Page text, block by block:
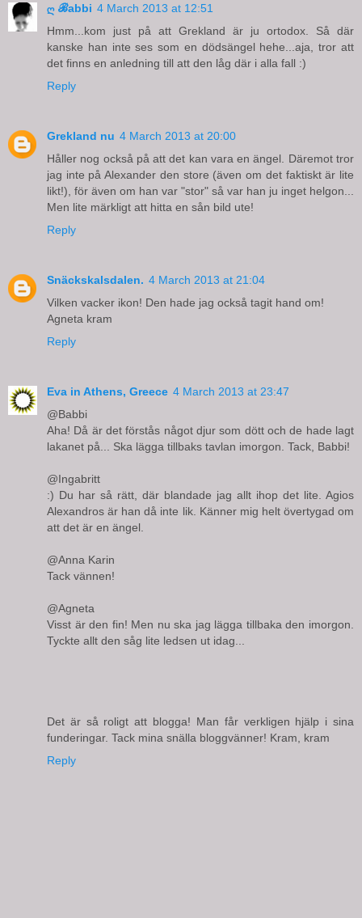
ღ ℬabbi 4 March 2013 at 12:51
Hmm...kom just på att Grekland är ju ortodox. Så där
kanske han inte ses som en dödsängel hehe...aja, tror att
det finns en anledning till att den låg där i alla fall :)
Reply
Grekland nu 4 March 2013 at 20:00
Håller nog också på att det kan vara en ängel. Däremot tror
jag inte på Alexander den store (även om det faktiskt är lite
likt!), för även om han var "stor" så var han ju inget helgon...
Men lite märkligt att hitta en sån bild ute!
Reply
Snäckskalsdalen. 4 March 2013 at 21:04
Vilken vacker ikon! Den hade jag också tagit hand om!
Agneta kram
Reply
Eva in Athens, Greece 4 March 2013 at 23:47
@Babbi
Aha! Då är det förstås något djur som dött och de hade lagt
lakanet på... Ska lägga tillbaks tavlan imorgon. Tack, Babbi!
@Ingabritt
:) Du har så rätt, där blandade jag allt ihop det lite. Agios
Alexandros är han då inte lik. Känner mig helt övertygad om
att det är en ängel.
@Anna Karin
Tack vännen!
@Agneta
Visst är den fin! Men nu ska jag lägga tillbaka den imorgon.
Tyckte allt den såg lite ledsen ut idag...
Det är så roligt att blogga! Man får verkligen hjälp i sina
funderingar. Tack mina snälla bloggvänner! Kram, kram
Reply